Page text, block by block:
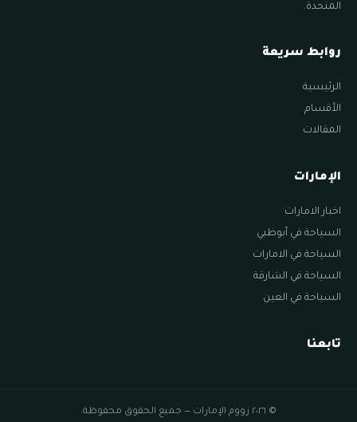
المتحدة.
روابط سريعة
الرئيسية
الأقسام
المقالات
الإمارات
اخبار الامارات
السياحة في أبوظبي
السياحة في الامارات
السياحة في الشارقة
السياحة في العين
تابعنا
© ٢٠٢٦ زووم الإمارات — جميع الحقوق محفوظة.